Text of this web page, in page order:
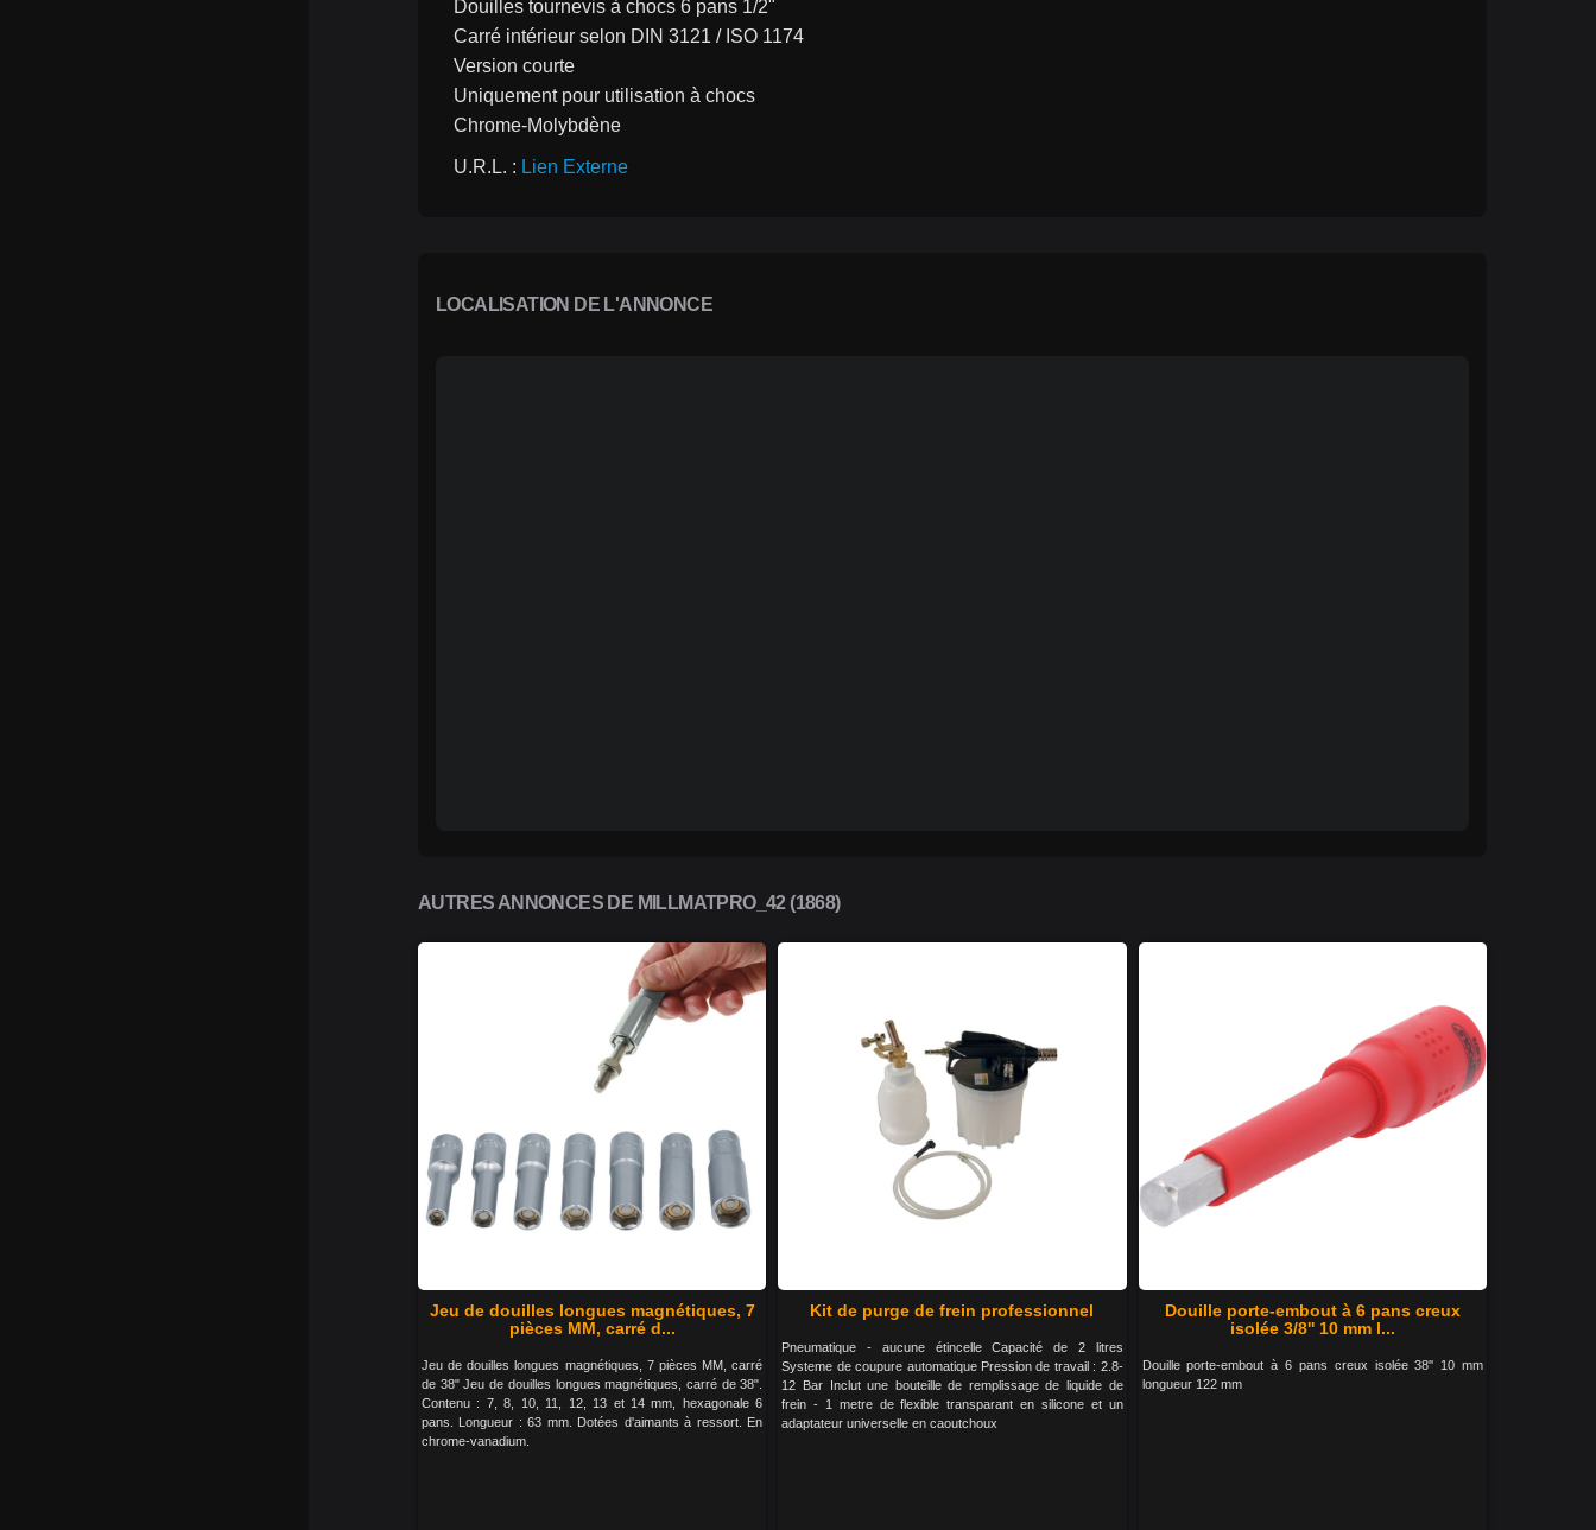
Douilles tournevis à chocs 6 pans 1/2"
Carré intérieur selon DIN 3121 / ISO 1174
Version courte
Uniquement pour utilisation à chocs
Chrome-Molybdène
U.R.L. : Lien Externe
LOCALISATION DE L'ANNONCE
AUTRES ANNONCES DE MILLMATPRO_42 (1868)
Jeu de douilles longues magnétiques, 7
pièces MM, carré d...
Jeu de douilles longues magnétiques, 7 pièces MM, carré
de 38" Jeu de douilles longues magnétiques, carré de 38".
Contenu : 7, 8, 10, 11, 12, 13 et 14 mm, hexagonale 6
pans. Longueur : 63 mm. Dotées d'aimants à ressort. En
chrome-vanadium.
Kit de purge de frein professionnel
Pneumatique - aucune étincelle Capacité de 2 litres
Systeme de coupure automatique Pression de travail : 2.8-
12 Bar Inclut une bouteille de remplissage de liquide de
frein - 1 metre de flexible transparant en silicone et un
adaptateur universelle en caoutchoux
Douille porte-embout à 6 pans creux
isolée 3/8'' 10 mm l...
Douille porte-embout à 6 pans creux isolée 38'' 10 mm
longueur 122 mm